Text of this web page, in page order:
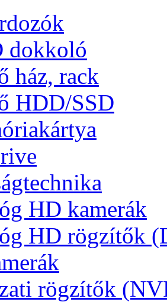
dokkoló
ház, rack
HDD/SSD
HD kamerák
HD rögzítők
rögzítők